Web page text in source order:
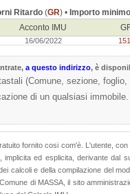
Ritardo (GR) • Importo
Acconto IMU
16/06/2022
, a questo indirizzo, è
(Comune, sezione, foglio,
di un qualsiasi immobile.
fornito cosi com'è. L'utente,
implicita ed esplicita, derivante dal
calcoli e della compilazione del
di MASSA, il sito